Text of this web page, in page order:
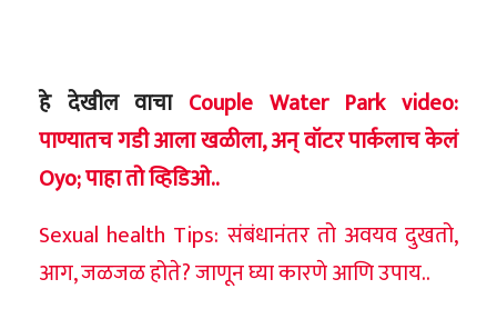
हे देखील वाचा Couple Water Park video:
पाण्यातच गडी आला खळीला, अन् वॉटर पार्कलाच केलं
Oyo; पाहा तो व्हिडिओ..
Sexual health Tips: संबंधानंतर तो अवयव दुखतो,
आग, जळजळ होते? जाणून घ्या कारणे आणि उपाय..